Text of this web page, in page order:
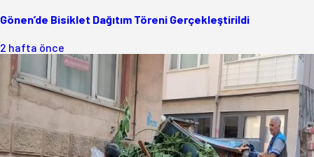
Gönen’de Bisiklet Dağıtım Töreni Gerçekleştirildi
2 hafta önce